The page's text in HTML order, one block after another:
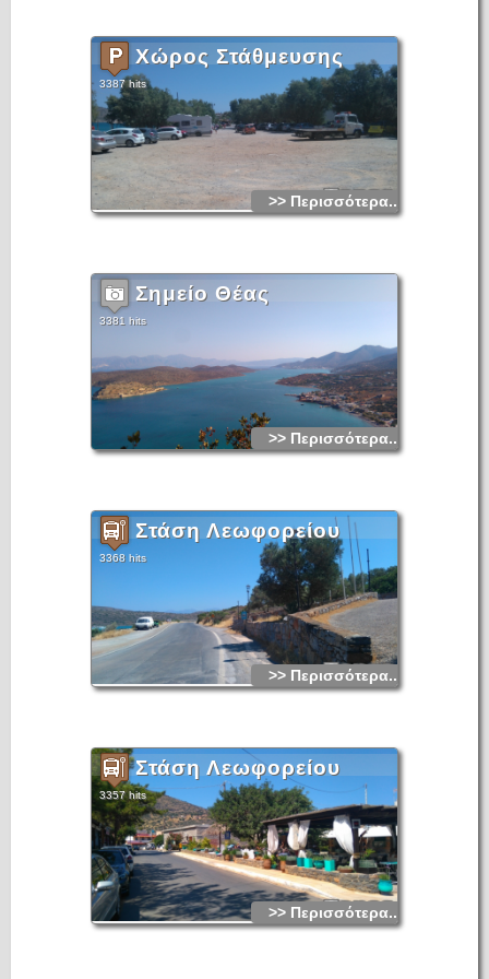
Χώρος Στάθμευσης
3387 hits
>> Περισσότερα...
Σημείο Θέας
3381 hits
>> Περισσότερα...
Στάση Λεωφορείου
3368 hits
>> Περισσότερα...
Στάση Λεωφορείου
3357 hits
>> Περισσότερα...